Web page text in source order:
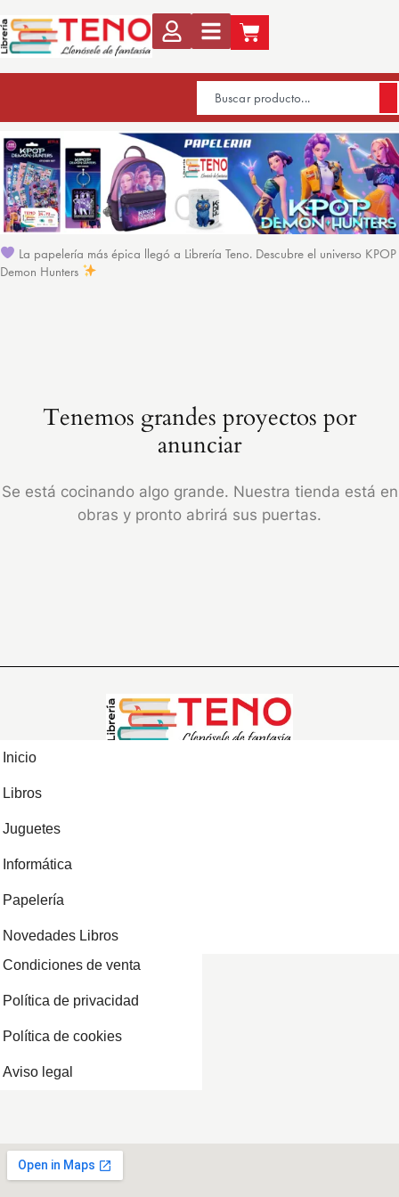
La papelería más épica llegó a Librería Teno. Descubre el universo KPOP
Demon Hunters
Tenemos grandes proyectos por
anunciar
Se está cocinando algo grande. Nuestra tienda está en
obras y pronto abrirá sus puertas.
Inicio
Libros
Juguetes
Informática
Papelería
Novedades Libros
Condiciones de venta
Política de privacidad
Política de cookies
Aviso legal